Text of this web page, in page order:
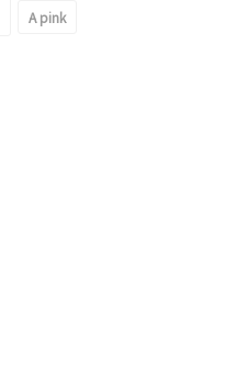
A pink